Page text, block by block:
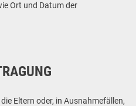
Ort und Datum der
Eltern oder, in Ausnahmefällen,